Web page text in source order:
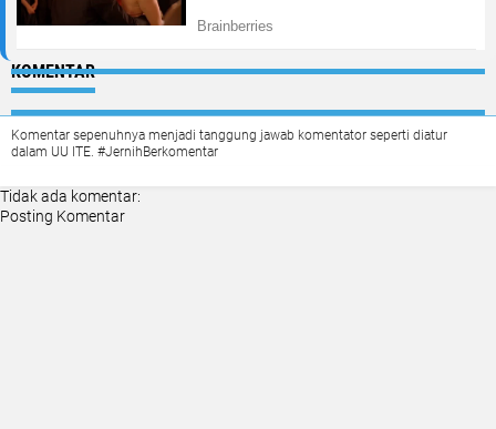
KOMENTAR
Komentar sepenuhnya menjadi tanggung jawab komentator seperti diatur
dalam UU ITE. #JernihBerkomentar
Tidak ada komentar:
Posting Komentar